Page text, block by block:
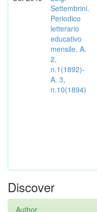
Settembrini.
Periodico
letterario
educativo
mensile. A.
2,
n.1(1892)-
A. 3,
n.10(1894)
Discover
Author